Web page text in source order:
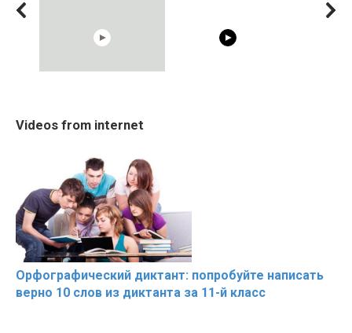
The World's Most
Beautiful Moments
Videos from internet
Орфографический диктант: попробуйте написать
верно 10 слов из диктанта за 11-й класс